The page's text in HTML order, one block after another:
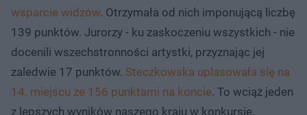
wsparcie widzów. Otrzymała od nich imponującą liczbę
139 punktów. Jurorzy - ku zaskoczeniu wszystkich - nie
docenili wszechstronności artystki, przyznając jej
zaledwie 17 punktów. Steczkowska uplasowała się na
14. miejscu ze 156 punktami na koncie. To wciąż jeden
z lepszych wyników naszego kraju w konkursie.